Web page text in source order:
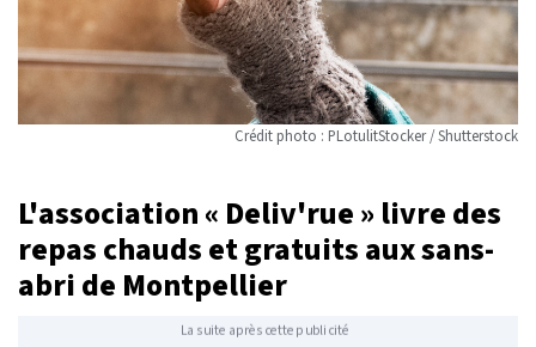
Crédit photo : PLotulitStocker / Shutterstock
L'association « Deliv'rue » livre des
repas chauds et gratuits aux sans-
abri de Montpellier
La suite après cette publicité